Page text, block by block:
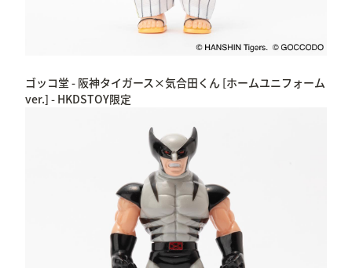
ゴッコ堂 - 阪神タイガース×気合田くん [ホームユニフォーム
ver.] - HKDSTOY限定